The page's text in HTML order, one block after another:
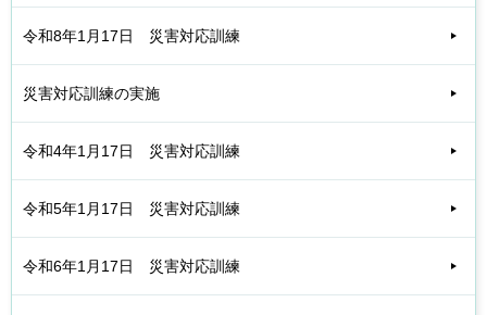
令和8年1月17日 災害対応訓練
災害対応訓練の実施
令和4年1月17日 災害対応訓練
令和5年1月17日 災害対応訓練
令和6年1月17日 災害対応訓練